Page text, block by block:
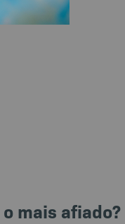
mais afiado?